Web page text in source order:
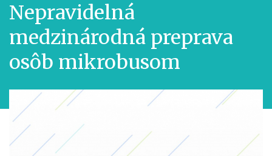
Nepravidelná
medzinárodná preprava
osôb mikrobusom